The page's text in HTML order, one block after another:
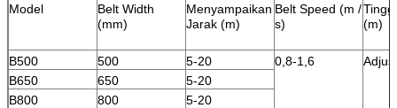
Model
Belt Width
(mm)
Menyampaikan
Jarak (m)
Belt Speed ​​(m /
s)
(m)
B500 500 5-20 0,8-1,6
B650
650
5-20
B800
800
5-20